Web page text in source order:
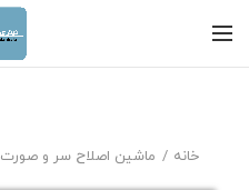
خانه ماشین اصلاح سر و صورت